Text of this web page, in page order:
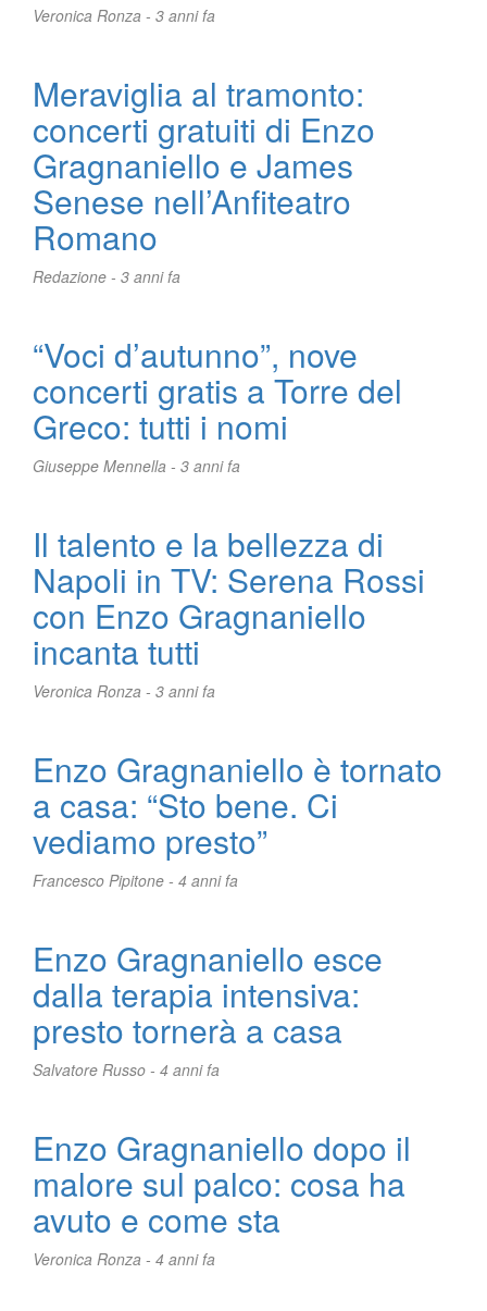
Veronica Ronza - 3 anni fa
Meraviglia al tramonto:
concerti gratuiti di Enzo
Gragnaniello e James
Senese nell’Anfiteatro
Romano
Redazione - 3 anni fa
“Voci d’autunno”, nove
concerti gratis a Torre del
Greco: tutti i nomi
Giuseppe Mennella - 3 anni fa
Il talento e la bellezza di
Napoli in TV: Serena Rossi
con Enzo Gragnaniello
incanta tutti
Veronica Ronza - 3 anni fa
Enzo Gragnaniello è tornato
a casa: “Sto bene. Ci
vediamo presto”
Francesco Pipitone - 4 anni fa
Enzo Gragnaniello esce
dalla terapia intensiva:
presto tornerà a casa
Salvatore Russo - 4 anni fa
Enzo Gragnaniello dopo il
malore sul palco: cosa ha
avuto e come sta
Veronica Ronza - 4 anni fa